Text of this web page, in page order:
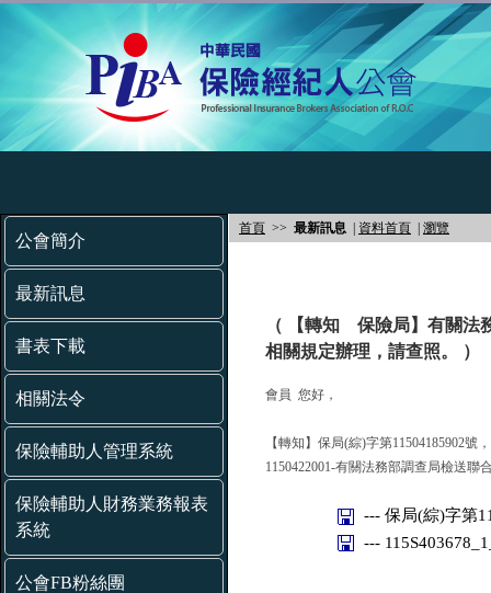
公會簡介
最新訊息
書表下載
相關法令
保險輔助人管理系統
保險輔助人財務業務報表
系統
公會FB粉絲團
首頁 >> 最新訊息 資料首頁 瀏覽
（ 【轉知 保險局】有關法
相關規定辦理，請查照。 ）
會員 您好，
【轉知】保局(綜)字第11504185902號
1150422001-有關法務部調查局檢送
--- 保局(綜)字第
---